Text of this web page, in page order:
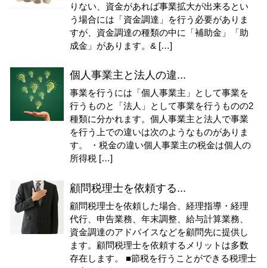
りない、資金があれば事業拡大が出来るとい
う場合には「資金調達」を行う必要がありま
すが、資金調達の種類の中に「補助金」「助
成金」があります。& […]
個人事業主と法人の違...
事業を行うには「個人事業主」として事業を
行うものと「法人」として事業を行うものの2
種類に分かれます。個人事業主と法人で事業
を行う上での違いは次のようなものがありま
す。 ・税金の違い個人事業主の税金は個人の
所得税 […]
顧問税理士を依頼する...
顧問税理士を依頼した場合、経理指導・経理
代行、申告業務、年末調整、給与計算業務、
資金調達のアドバイスなどを顧問先に提供し
ます。顧問税理士を依頼するメリットは多数
存在します。 ■節税を行うことができる税理士